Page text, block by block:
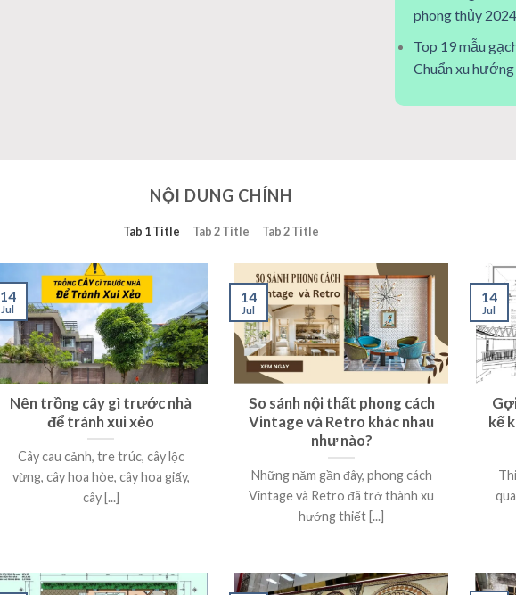
phong thủy 2024
Top 19 mẫu
Chuẩn xu
NỘI DUNG CHÍNH
Tab 1 Title Tab 2 Title Tab 2 Title
Nên trồng cây gì trước nhà
để tránh xui xẻo
Cây cau cảnh, tre trúc, cây lộc
vừng, cây hoa hòe, cây hoa giấy,
cây [...]
14
Jul
So sánh nội thất phong cách
Vintage và Retro khác nhau
như nào?
Những năm gần đây, phong cách
Vintage và Retro đã trở thành xu
hướng thiết [...]
14
Jul
kế
14
Jul